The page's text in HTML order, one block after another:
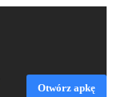
Otwórz apkę